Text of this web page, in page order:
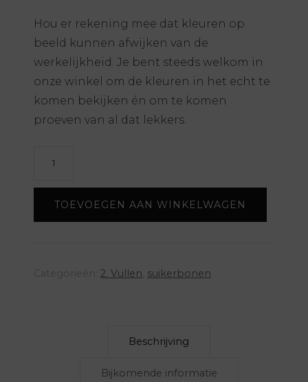
Hou er rekening mee dat kleuren op
beeld kunnen afwijken van de
werkelijkheid. Je bent steeds welkom in
onze winkel om de kleuren in het echt te
komen bekijken én om te komen
proeven van al dat lekkers.
TOEVOEGEN AAN WINKELWAGEN
2. Vullen suikerbonen
Beschrijving
Bijkomende informatie